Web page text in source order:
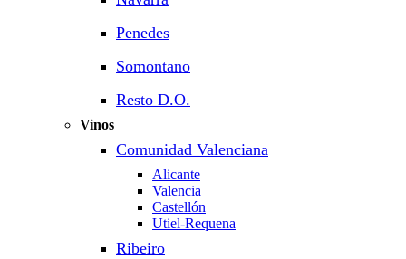
Penedes
Somontano
Resto D.O.
Vinos
Comunidad Valenciana
Alicante
Valencia
Castellón
Utiel-Requena
Ribeiro